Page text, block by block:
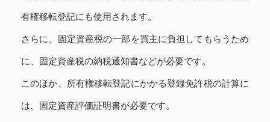
有権移転登記にも使用されます。
さらに、固定資産税の一部を買主に負担してもらうため
に、固定資産税の納税通知書などが必要です。
このほか、所有権移転登記にかかる登録免許税の計算に
は、固定資産評価証明書が必要です。